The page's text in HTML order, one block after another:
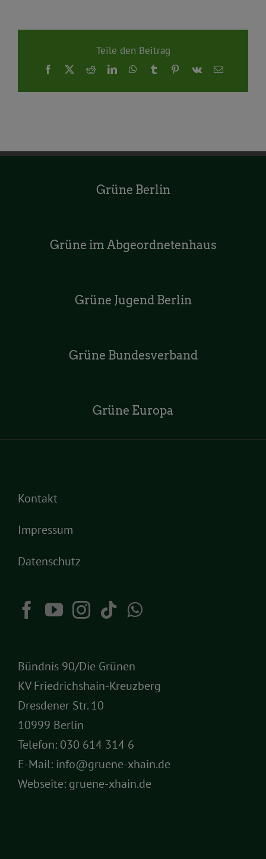
Teile den Beitrag
Facebook
X RedditLinkedInWhatsApp
TumblrPinterest
Vk
E-
Grüne Berlin
Grüne im Abgeordnetenhaus
Grüne Jugend Berlin
Grüne Bundesverband
Grüne Europa
Kontakt
Impressum
Datenschutz
Bündnis 90/Die Grünen
KV Friedrichshain-Kreuzberg
Dresdener Str. 10
10999 Berlin
Telefon: 030 614 314 6
E-Mail: info@gruene-xhain.de
Webseite: gruene-xhain.de